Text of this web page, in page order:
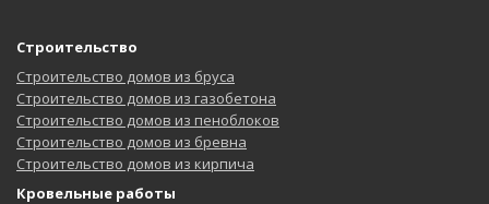
Строительство
Строительство домов из бруса
Строительство домов из газобетона
Строительство домов из пеноблоков
Строительство домов из бревна
Строительство домов из кирпича
Кровельные работы